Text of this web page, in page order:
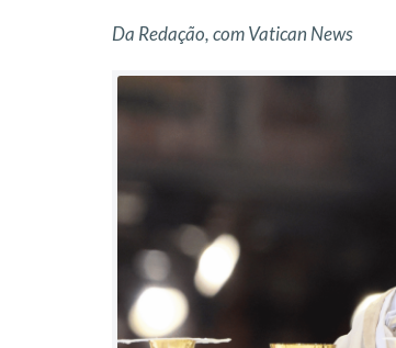
Da Redação, com Vatican News